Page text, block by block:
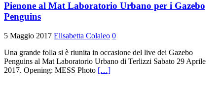
Pienone al Mat Laboratorio Urbano per i Gazebo
Penguins
5 Maggio 2017 Elisabetta Colaleo 0
Una grande folla si è riunita in occasione del live dei Gazebo
Penguins al Mat Laboratorio Urbano di Terlizzi Sabato 29 Aprile
2017. Opening: MESS Photo […]